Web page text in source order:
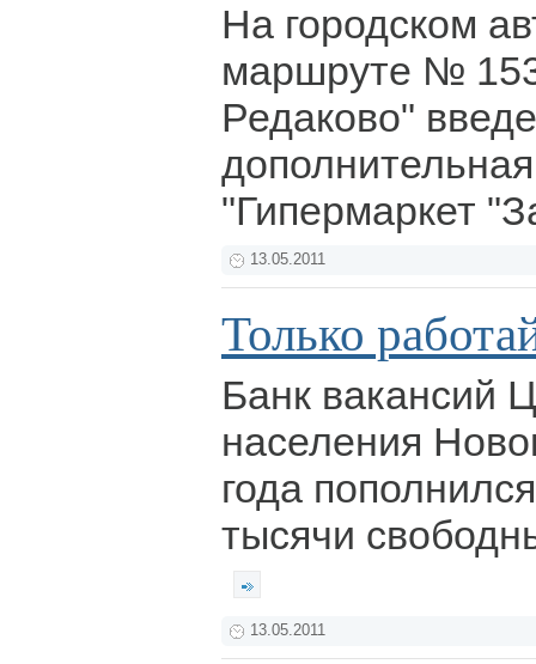
На городском
маршруте №
Редаково"
"Гипермаркет
13.05.2011
Только
Банк вакансий
населения
года
тысячи
13.05.2011